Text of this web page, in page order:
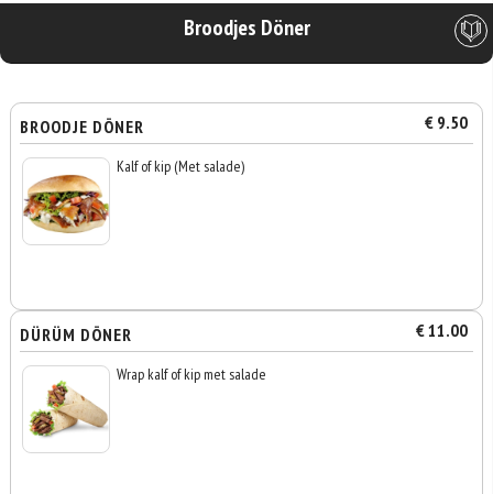
Broodjes Döner
BROODJE DÖNER € 9.50
Kalf of kip (Met salade)
DÜRÜM DÖNER € 11.00
Wrap kalf of kip met salade